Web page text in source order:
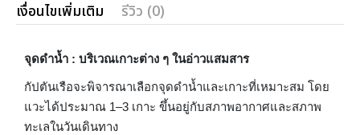
เงื่อนไขเพิ่มเติม รีวิว (0)
จุดดำน้ำ : บริเวณเกาะต่าง ๆ ในอ่าวแสมสาร
กัปตันเรือจะพิจารณาเลือกจุดดำน้ำและเกาะที่เหมาะสม โดย
แวะได้ประมาณ 1–3 เกาะ ขึ้นอยู่กับสภาพอากาศและสภาพ
ทะเลในวันเดินทาง